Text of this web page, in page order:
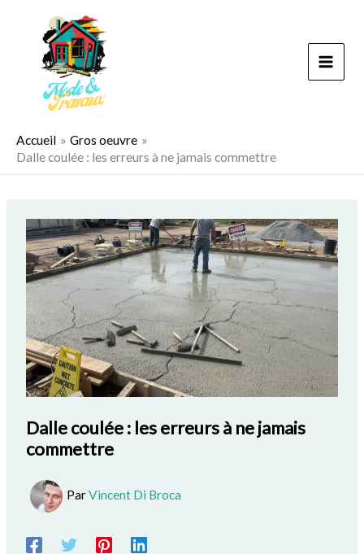
Accueil
Gros oeuvre
Dalle coulée : les erreurs à ne jamais commettre
Dalle coulée : les erreurs à ne jamais
commettre
ParVincent Di Broca